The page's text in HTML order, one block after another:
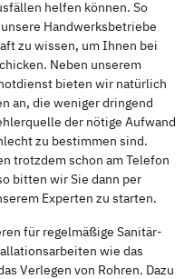
helfen können. So
Handwerksbetriebe
zu wissen, um Ihnen bei
Neben unserem
bieten wir natürlich
an, die weniger dringend
der nötige Aufwand
zu bestimmen sind.
trotzdem schon am Telefon
bitten wir Sie dann per
Experten zu starten.
für regelmäßige Sanitär-
wie das
Verlegen von Rohren. Dazu